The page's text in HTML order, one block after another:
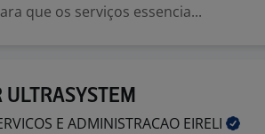
que os serviços essencia...
E ADMINISTRACAO EIRELI